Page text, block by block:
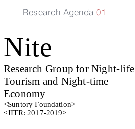
Research Agenda01
Nite
Research Group for Night-life
Tourism and Night-time
Economy
<Suntory Foundation>
<JITR: 2017-2019>